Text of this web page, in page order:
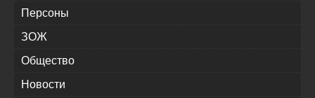
Персоны
ЗОЖ
Общество
Новости